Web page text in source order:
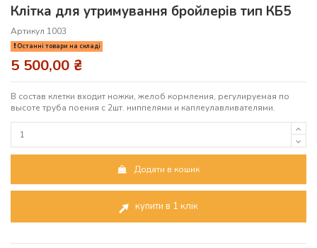
Клітка для утримування бройлерів тип КБ5
Артикул 1003
Останні товари на складі
5 500,00 ₴
В состав клетки входит ножки, желоб кормления, регулируемая по
высоте труба поения с 2шт. ниппелями и каплеулавливателями.
Додати в кошик
купити в 1 клік